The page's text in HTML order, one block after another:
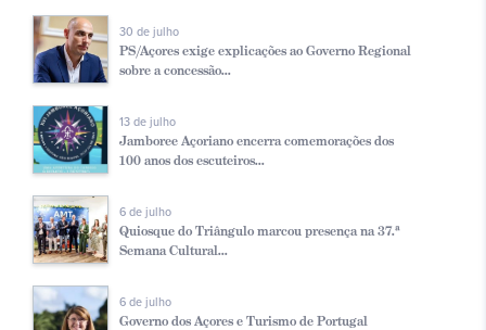
30 de julho
PS/Açores exige explicações ao Governo Regional
sobre a concessão...
13 de julho
Jamboree Açoriano encerra comemorações dos
100 anos dos escuteiros...
6 de julho
Quiosque do Triângulo marcou presença na 37.ª
Semana Cultural...
6 de julho
Governo dos Açores e Turismo de Portugal